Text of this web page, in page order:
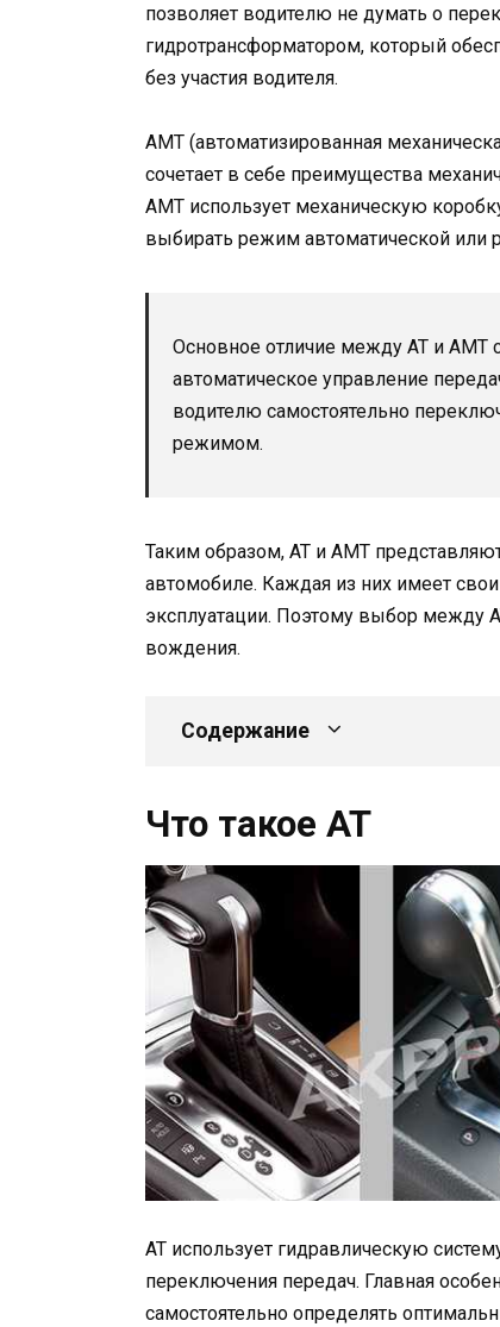
позволяет водителю не думать о
гидротрансформатором, который
без участия водителя.
AMT (автоматизированная
сочетает в себе преимущества
AMT использует механическую
выбирать режим автоматической или
Основное отличие между AT и AMT
автоматическое управление
водителю самостоятельно
режимом.
Таким образом, AT и AMT
автомобиле. Каждая из них имеет
эксплуатации. Поэтому выбор между
вождения.
Содержание
Что такое AT
AT использует гидравлическую
переключения передач. Главная
самостоятельно определять